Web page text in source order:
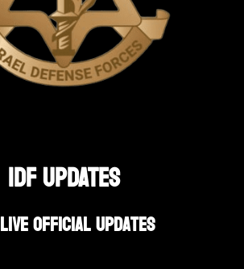
IDF UPDATES
Live Official Updates